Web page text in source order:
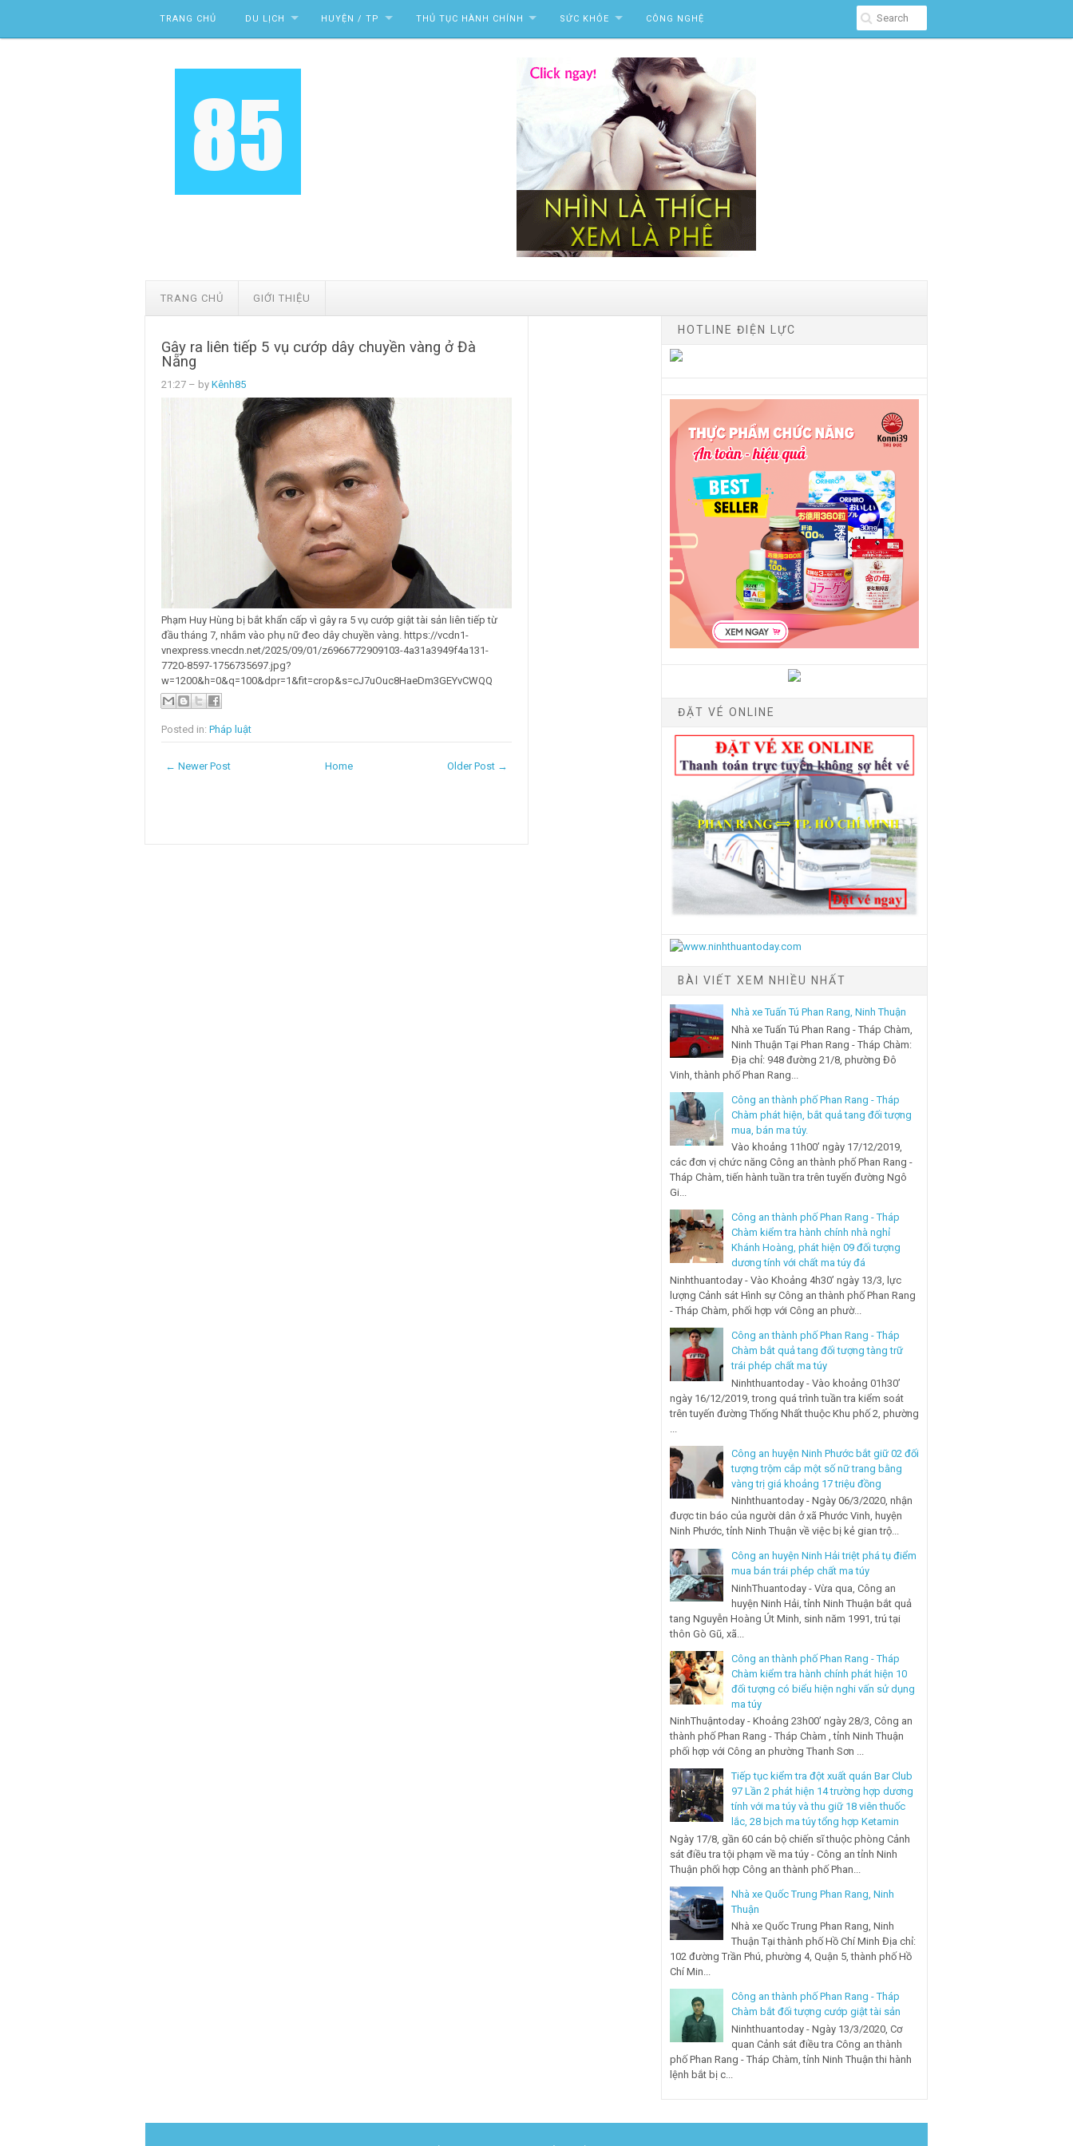
TRANG CHỦ DU LỊCH HUYỆN / TP THỦ TỤC HÀNH CHÍNH SỨC KHỎE CÔNG NGHỆ
TRANG CHỦ GIỚI THIỆU
Gây ra liên tiếp 5 vụ cướp dây chuyền vàng ở Đà
Nẵng
21:27 – by Kênh85
Phạm Huy Hùng bị bắt khẩn cấp vì gây ra 5 vụ cướp giật tài sản liên tiếp từ
đầu tháng 7, nhắm vào phụ nữ đeo dây chuyền vàng. https://vcdn1-
vnexpress.vnecdn.net/2025/09/01/z6966772909103-4a31a3949f4a131-
7720-8597-1756735697.jpg?
w=1200&h=0&q=100&dpr=1&fit=crop&s=cJ7uOuc8HaeDm3GEYvCWQQ
Posted in: Pháp luật
← Newer Post Older Post →
Home
HOTLINE ĐIỆN LỰC
ĐẶT VÉ ONLINE
BÀI VIẾT XEM NHIỀU NHẤT
Nhà xe Tuấn Tú Phan Rang, Ninh Thuận
Nhà xe Tuấn Tú Phan Rang - Tháp Chàm,
Ninh Thuận Tại Phan Rang - Tháp Chàm:
Địa chỉ: 948 đường 21/8, phường Đô
Vinh, thành phố Phan Rang...
Công an thành phố Phan Rang - Tháp
Chàm phát hiện, bắt quả tang đối tượng
mua, bán ma túy.
Vào khoảng 11h00’ ngày 17/12/2019,
các đơn vị chức năng Công an thành phố Phan Rang -
Tháp Chàm, tiến hành tuần tra trên tuyến đường Ngô
Gi...
Công an thành phố Phan Rang - Tháp
Chàm kiểm tra hành chính nhà nghỉ
Khánh Hoàng, phát hiện 09 đối tượng
dương tính với chất ma túy đá
Ninhthuantoday - Vào Khoảng 4h30’ ngày 13/3, lực
lượng Cảnh sát Hình sự Công an thành phố Phan Rang
- Tháp Chàm, phối hợp với Công an phườ...
Công an thành phố Phan Rang - Tháp
Chàm bắt quả tang đối tượng tàng trữ
trái phép chất ma túy
Ninhthuantoday - Vào khoảng 01h30’
ngày 16/12/2019, trong quá trình tuần tra kiểm soát
trên tuyến đường Thống Nhất thuộc Khu phố 2, phường
Công an huyện Ninh Phước bắt giữ 02 đối
tượng trộm cắp một số nữ trang bằng
vàng trị giá khoảng 17 triệu đồng
Ninhthuantoday - Ngày 06/3/2020, nhận
được tin báo của người dân ở xã Phước Vinh, huyện
Ninh Phước, tỉnh Ninh Thuận về việc bị kẻ gian trộ...
Công an huyện Ninh Hải triệt phá tụ điểm
mua bán trái phép chất ma túy
NinhThuantoday - Vừa qua, Công an
huyện Ninh Hải, tỉnh Ninh Thuận bắt quả
tang Nguyễn Hoàng Út Minh, sinh năm 1991, trú tại
thôn Gò Gũ, xã...
Công an thành phố Phan Rang - Tháp
Chàm kiểm tra hành chính phát hiện 10
đối tượng có biểu hiện nghi vấn sử dụng
ma túy
NinhThuậntoday - Khoảng 23h00’ ngày 28/3, Công an
thành phố Phan Rang - Tháp Chàm , tỉnh Ninh Thuận
phối hợp với Công an phường Thanh Sơn ...
Tiếp tục kiểm tra đột xuất quán Bar Club
97 Lần 2 phát hiện 14 trường hợp dương
tính với ma túy và thu giữ 18 viên thuốc
lắc, 28 bịch ma túy tổng hợp Ketamin
Ngày 17/8, gần 60 cán bộ chiến sĩ thuộc phòng Cảnh
sát điều tra tội phạm về ma túy - Công an tỉnh Ninh
Thuận phối hợp Công an thành phố Phan...
Nhà xe Quốc Trung Phan Rang, Ninh
Thuận
Nhà xe Quốc Trung Phan Rang, Ninh
Thuận Tại thành phố Hồ Chí Minh Địa chỉ:
102 đường Trần Phú, phường 4, Quận 5, thành phố Hồ
Chí Min...
Công an thành phố Phan Rang - Tháp
Chàm bắt đối tượng cướp giật tài sản
Ninhthuantoday - Ngày 13/3/2020, Cơ
quan Cảnh sát điều tra Công an thành
phố Phan Rang - Tháp Chàm, tỉnh Ninh Thuận thi hành
lệnh bắt bị c...